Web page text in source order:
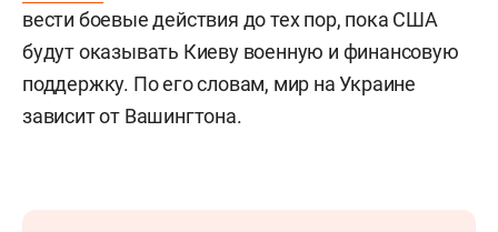
вести боевые действия до тех пор, пока США
будут оказывать Киеву военную и финансовую
поддержку. По его словам, мир на Украине
зависит от Вашингтона.